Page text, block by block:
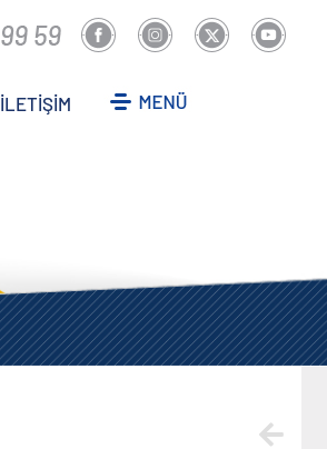
İLETİŞİM